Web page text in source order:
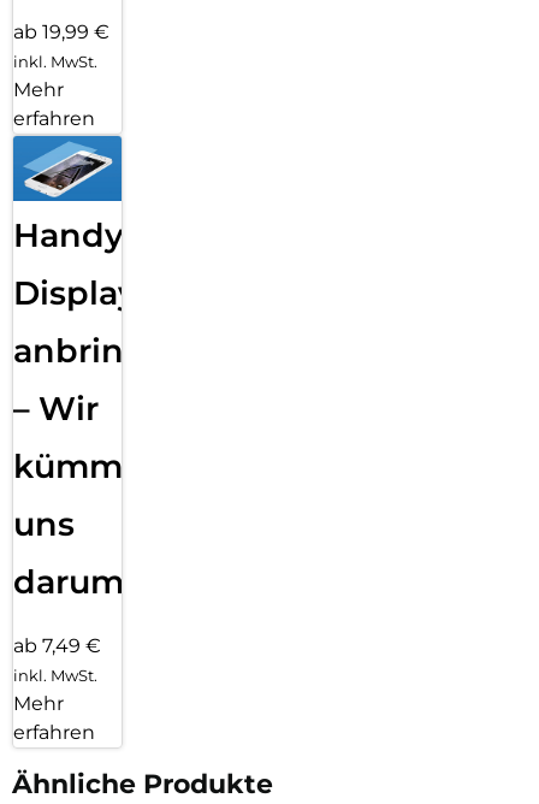
ab 19,99 €
inkl. MwSt.
Mehr
erfahren
Handy
Displayfolie
anbringen
– Wir
kümmern
uns
darum!
ab 7,49 €
inkl. MwSt.
Mehr
erfahren
Ähnliche Produkte